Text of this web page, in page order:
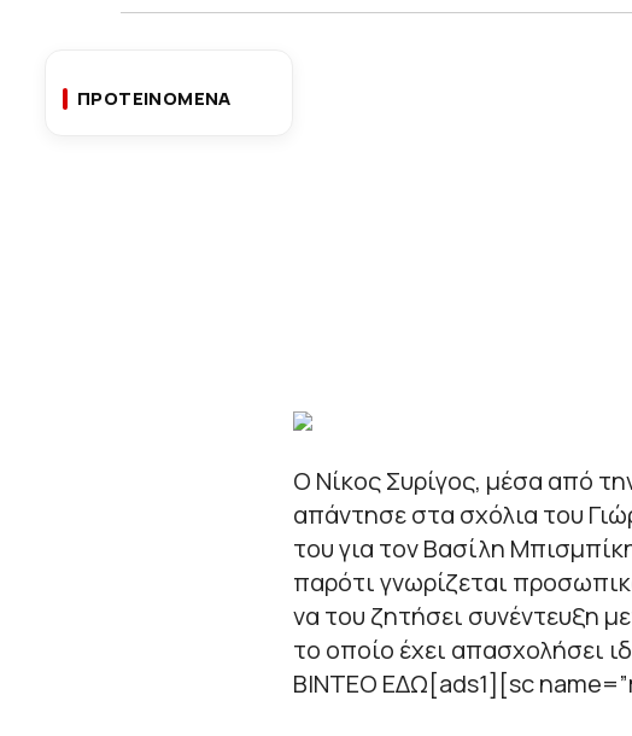
ΠΡΟΤΕΙΝΟΜΕΝΑ
Ο Νίκος Συρίγος, μέσα από
απάντησε στα σχόλια του
του για τον Βασίλη
παρότι γνωρίζεται
να του ζητήσει συνέντευξη
το οποίο έχει απασχολήσει
ΒΙΝΤΕΟ ΕΔΩ[ads1][sc